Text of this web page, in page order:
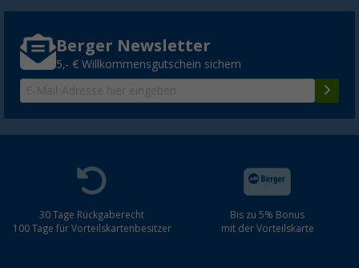
Berger Newsletter
5,- € Willkommensgutschein sichern
30 Tage Rückgaberecht
100 Tage für Vorteilskartenbesitzer
Bis zu 5% Bonus
mit der Vorteilskarte